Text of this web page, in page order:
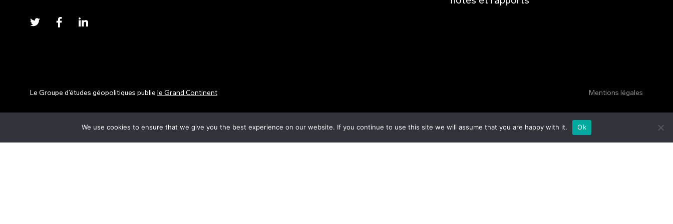
Le Groupe d’études géopolitiques publie le Grand Continent Mentions légales
We use cookies to ensure that we give you the best experience on our website. If you continue to use this site we will assume that you are happy with it. Ok